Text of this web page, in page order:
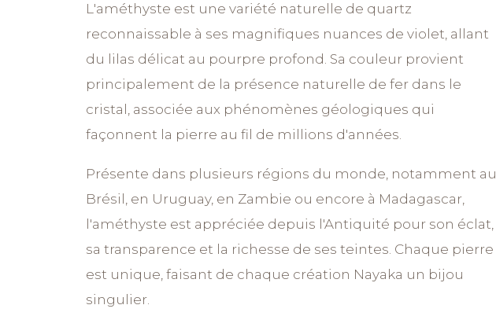
L'améthyste est une variété naturelle de quartz
reconnaissable à ses magnifiques nuances de violet, allant
du lilas délicat au pourpre profond. Sa couleur provient
principalement de la présence naturelle de fer dans le
cristal, associée aux phénomènes géologiques qui
façonnent la pierre au fil de millions d'années.
Présente dans plusieurs régions du monde, notamment au
Brésil, en Uruguay, en Zambie ou encore à Madagascar,
l'améthyste est appréciée depuis l'Antiquité pour son éclat,
sa transparence et la richesse de ses teintes. Chaque pierre
est unique, faisant de chaque création Nayaka un bijou
singulier.